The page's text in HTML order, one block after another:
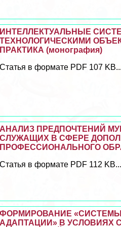
ИНТЕЛЛЕКТУАЛЬНЫЕ
ТЕХНОЛОГИЧЕСКИМИ
ПРАКТИКА (монография)
Статья в формате PDF 107 KB...
АНАЛИЗ ПРЕДПОЧТЕНИЙ
СЛУЖАЩИХ В СФЕРЕ
ПРОФЕССИОНАЛЬНОГО
Статья в формате PDF 112 KB...
ФОРМИРОВАНИЕ
АДАПТАЦИИ» В УСЛОВИЯХ